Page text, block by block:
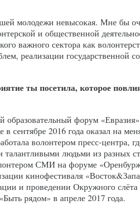
молодежи невысокая. Мне бы
и общественной
важного сектора как
реализации государственной
ты посетила, которое
форум
сентябре 2016 года оказал на
волонтером пресс-центра,
талантливыми людьми из разных
СМИ на форуме
кинофестиваля
и проведении Окружного слёта
рядом» в апреле 2017 года.